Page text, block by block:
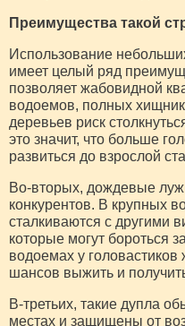
Преимущества такой
Использование
имеет целый ряд
позволяет жабовидной
водоемов, полных
деревьев риск
это значит, что больше
развиться до взрослой
Во-вторых, дождевые
конкурентов. В крупных
сталкиваются с другими
которые могут бороться
водоемах у
шансов выжить и
В-третьих, такие дупла
местах и защищены от